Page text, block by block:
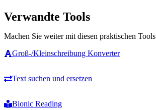
Verwandte Tools
Machen Sie weiter mit diesen praktischen Tools
Groß-/Kleinschreibung Konverter
Text suchen und ersetzen
Bionic Reading